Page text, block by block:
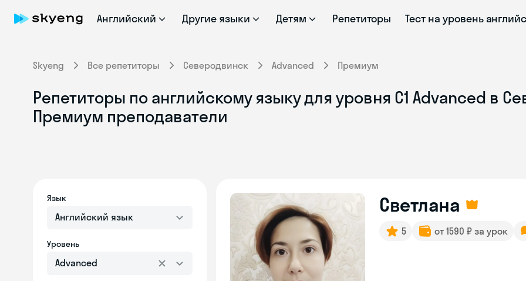
Английский Другие языки Детям Репетиторы Тест на уровень
Skyeng Все репетиторы Северодвинск Advanced Премиум
Репетиторы по английскому языку для уровня C1 Advanced в
Премиум преподаватели
Язык
Английский язык
Уровень
Advanced
Светлана
5 от 1590 ₽ за урок